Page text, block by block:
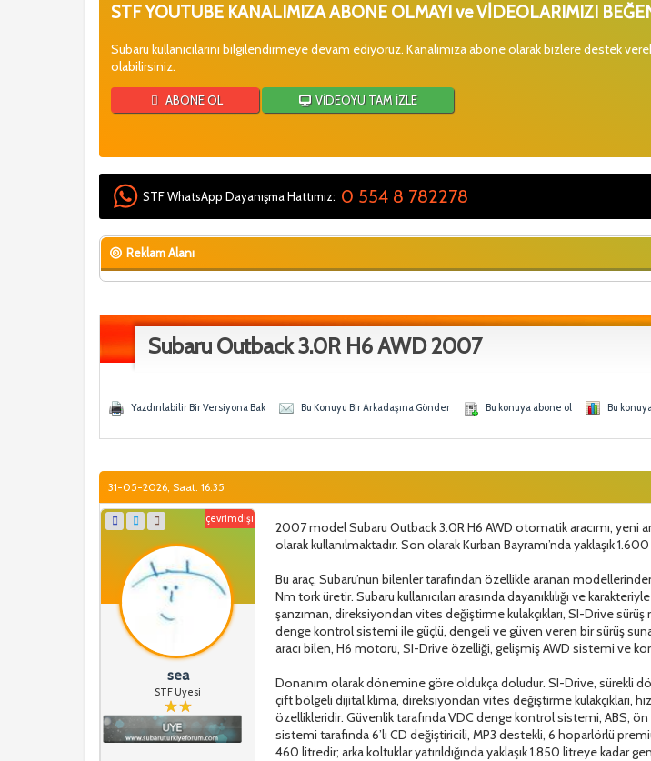
STF YOUTUBE KANALIMIZA ABONE OLMAYI ve VİDEOLARIMIZI
Subaru kullanıcılarını bilgilendirmeye devam ediyoruz. Kanalımıza abone olarak bizlere destek
olabilirsiniz.
ABONE OL VİDEOYU TAM İZLE
STF WhatsApp Dayanışma Hattımız: 0 554 8 782278
Reklam Alanı
Subaru Outback 3.0R H6 AWD 2007
Yazdırılabilir Bir Versiyona Bak Bu Konuyu Bir Arkadaşına Gönder Bu konuya abone ol Bu
31-05-2026, Saat: 16:35
çevrimdışı
sea
STF Üyesi
2007 model Subaru Outback 3.0R H6 AWD otomatik aracımı, yeni
olarak kullanılmaktadır. Son olarak Kurban Bayramı’nda yaklaşık
Bu araç, Subaru’nun bilenler tarafından özellikle aranan
Nm tork üretir. Subaru kullanıcıları arasında dayanıklılığı ve
şanzıman, direksiyondan vites değiştirme kulakçıkları, SI-Drive
denge kontrol sistemi ile güçlü, dengeli ve güven veren bir sürüş
aracı bilen, H6 motoru, SI-Drive özelliği, gelişmiş AWD sistemi ve
Donanım olarak dönemine göre oldukça doludur. SI-Drive, sürekli
çift bölgeli dijital klima, direksiyondan vites değiştirme kulakçıkları,
özellikleridir. Güvenlik tarafında VDC denge kontrol sistemi, ABS, ön
sistemi tarafında 6’lı CD değiştiricili, MP3 destekli, 6 hoparlörlü
460 litredir; arka koltuklar yatırıldığında yaklaşık 1.850 litreye kadar